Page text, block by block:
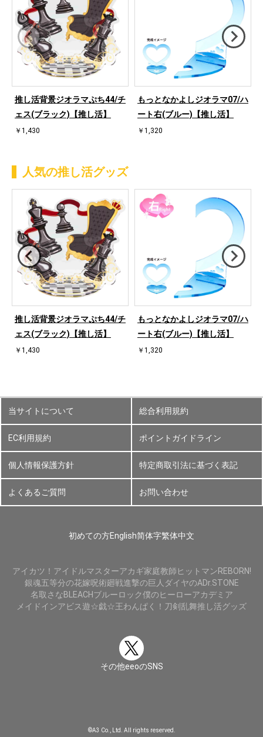
推し活背景ジオラマぷち44/チ
ェス(ブラック)【推し活】
￥1,430
もっとなかよしジオラマ07/ハ
ート右(ブルー)【推し活】
￥1,320
人気の推し活グッズ
推し活背景ジオラマぷち44/チ
ェス(ブラック)【推し活】
￥1,430
もっとなかよしジオラマ07/ハ
ート右(ブルー)【推し活】
￥1,320
当サイトについて 総合利用規約
EC利用規約 ポイントガイドライン
個人情報保護方針 特定商取引法に基づく表記
よくあるご質問 お問い合わせ
初めての方English简体字繁体中文
アイカツ！ アイドルマスターアカギ家庭教師ヒットマンREBORN!
銀魂五等分の花嫁呪術廻戦進撃の巨人 ダイヤのADr.STONE
名取さなBLEACHブルーロック僕のヒーローアカデミア
メイドインアビス遊☆戯☆王わんぱく！刀剣乱舞推し活グッズ
その他eeoのSNS
©A3 Co., Ltd. All rights reserved.